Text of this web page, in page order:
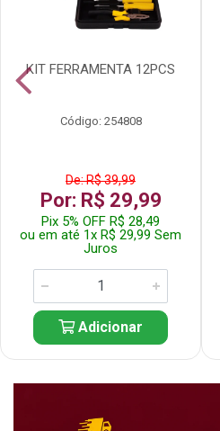
KIT FERRAMENTA 12PCS
Código: 254808
De: R$ 39,99
Por: R$ 29,99
Pix 5% OFF R$ 28,49
ou em até 1x R$ 29,99 Sem
Juros
Adicionar